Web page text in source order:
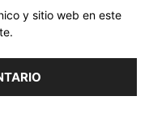
y sitio web en este